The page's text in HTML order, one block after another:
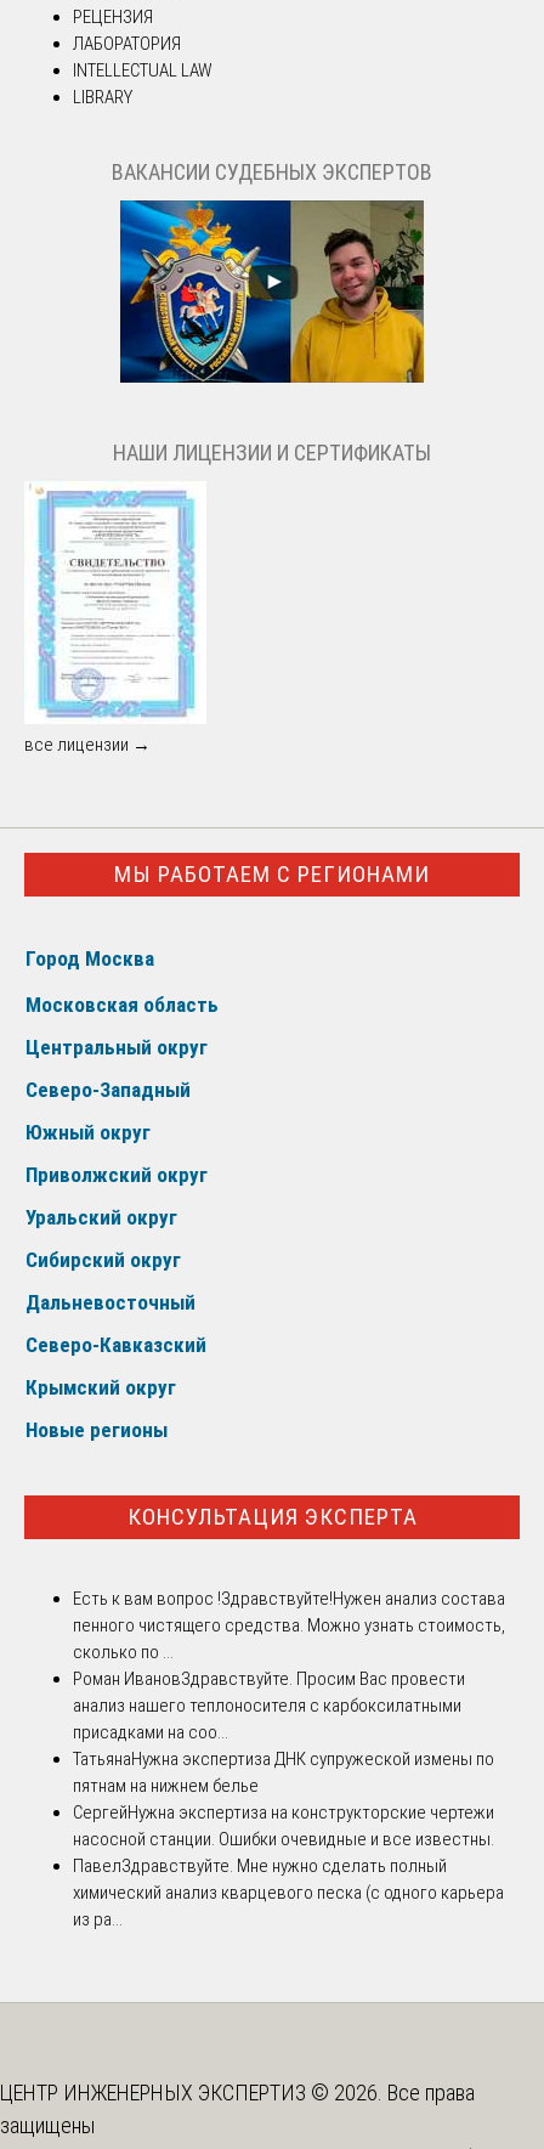
РЕЦЕНЗИЯ
ЛАБОРАТОРИЯ
INTELLECTUAL LAW
LIBRARY
ВАКАНСИИ СУДЕБНЫХ ЭКСПЕРТОВ
НАШИ ЛИЦЕНЗИИ И СЕРТИФИКАТЫ
все лицензии →
МЫ РАБОТАЕМ С РЕГИОНАМИ
Город Москва
Московская область
Центральный округ
Северо-Западный
Южный округ
Приволжский округ
Уральский округ
Сибирский округ
Дальневосточный
Северо-Кавказский
Крымский округ
Новые регионы
КОНСУЛЬТАЦИЯ ЭКСПЕРТА
Есть к вам вопрос !Здравствуйте!Нужен анализ состава
пенного чистящего средства. Можно узнать стоимость,
сколько по ...
Роман ИвановЗдравствуйте. Просим Вас провести
анализ нашего теплоносителя с карбоксилатными
присадками на соо...
ТатьянаНужна экспертиза ДНК супружеской измены по
пятнам на нижнем белье
СергейНужна экспертиза на конструкторские чертежи
насосной станции. Ошибки очевидные и все известны.
ПавелЗдравствуйте. Мне нужно сделать полный
химический анализ кварцевого песка (с одного карьера
из ра...
ЦЕНТР ИНЖЕНЕРНЫХ ЭКСПЕРТИЗ © 2026. Все права
защищены